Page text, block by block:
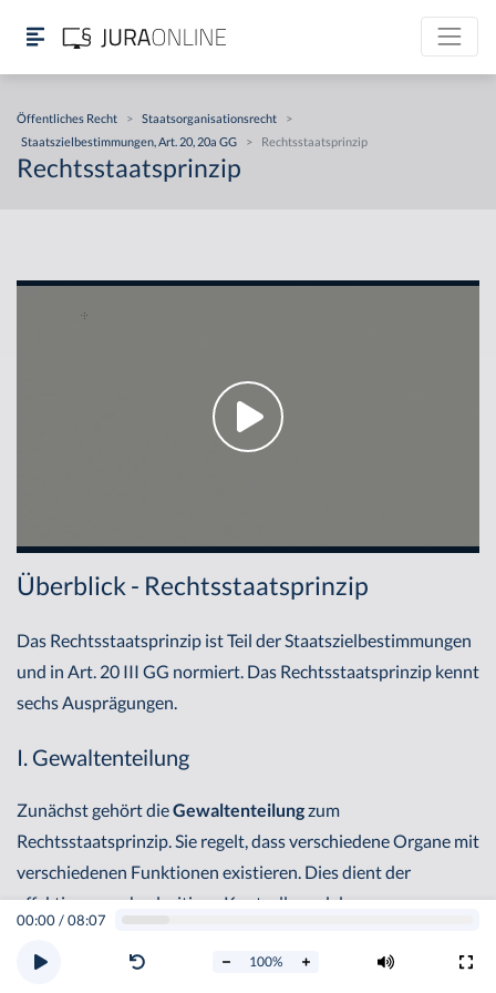
Öffentliches Recht > Staatsorganisationsrecht
>
Staatszielbestimmungen, Art. 20, 20a GG
> Rechtsstaatsprinzip
Rechtsstaatsprinzip
00:00/08:07
100%
Überblick - Rechtsstaatsprinzip
Das Rechtsstaatsprinzip ist Teil der Staatszielbestimmungen
und in Art. 20 III GG normiert. Das Rechtsstaatsprinzip kennt
sechs Ausprägungen.
I. Gewaltenteilung
Zunächst gehört dieGewaltenteilungzum
Rechtsstaatsprinzip. Sie regelt, dass verschiedene Organe mit
verschiedenen Funktionen existieren. Dies dient der
effektiven, wechselseitigen Kontrolle und dem
Ausbalancieren der Organe („checks and balances“). Es gibt
jedoch auch zulässige Durchbrechungen der